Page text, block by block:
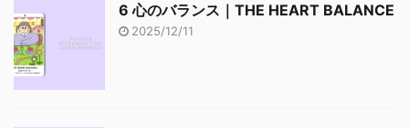
6 心のバランス｜THE HEART BALANCE
2025/12/11